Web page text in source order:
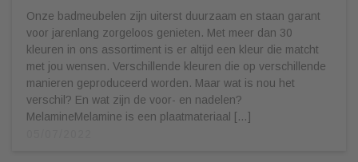
Onze badmeubelen zijn uiterst duurzaam en staan garant
voor jarenlang zorgeloos genieten. Met meer dan 30
kleuren in ons assortiment is er altijd een kleur die matcht
met jou wensen. Verschillende kleuren die op verschillende
manieren geproduceerd worden. Maar wat is nou het
verschil? En wat zijn de voor- en nadelen?
MelamineMelamine is een plaatmateriaal […]